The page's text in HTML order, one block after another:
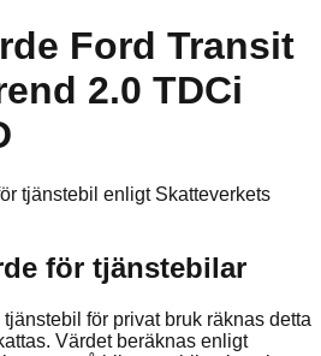
Ford Transit
2.0 TDCi
tjänstebil enligt Skatteverkets
för tjänstebilar
för privat bruk räknas detta
Värdet beräknas enligt